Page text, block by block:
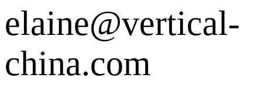
elaine@vertical-
china.com